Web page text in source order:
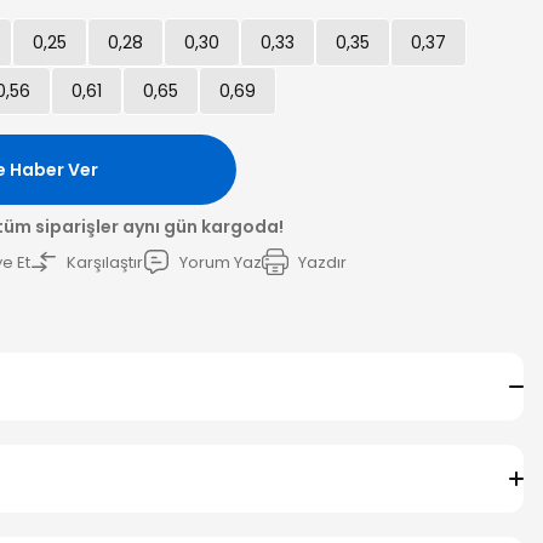
0,25 0,28 0,30 0,33 0,35
0,37
0,61 0,65 0,69
Haber Ver
siparişler aynı gün kargoda!
Et Karşılaştır Yorum Yaz Yazdır